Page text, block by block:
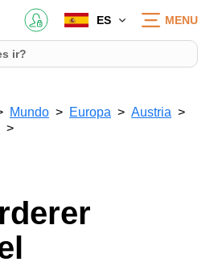
ES MENU
Mundo Europa
Austria